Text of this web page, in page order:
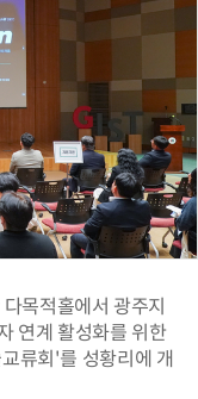
목적홀에서 광주지
연계 활성화를 위한
류회'를 성황리에 개